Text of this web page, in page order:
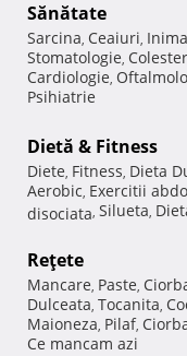
Sănătate
Sarcina, Ceaiuri, Inima
Stomatologie,
Cardiologie,
Psihiatrie
Dietă & Fitness
Diete, Fitness, Dieta
Aerobic, Exercitii
disociata, Silueta,
Reţete
Mancare, Paste,
Dulceata, Tocanita,
Maioneza, Pilaf,
Ce mancam azi